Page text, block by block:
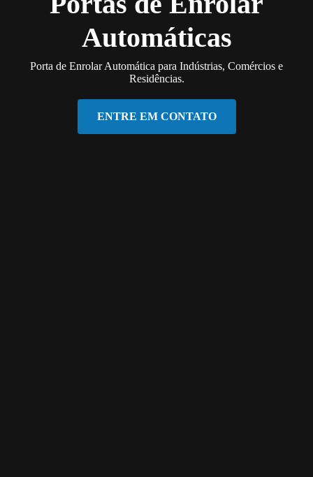
Automáticas
Porta de Enrolar Automática para Indústrias, Comércios e
Residências.
ENTRE EM CONTATO